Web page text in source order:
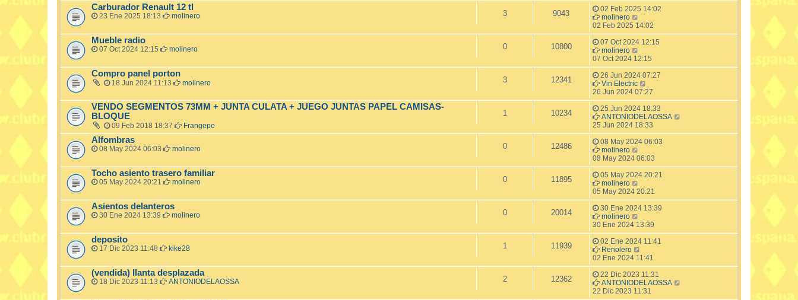
Carburador Renault 12 tl
23 Ene 2025 18:13 molinero 3 9043
02 Feb 2025 14:02
molinero
02 Feb 2025 14:02
Mueble radio
07 Oct 2024 12:15 molinero 0 10800
07 Oct 2024 12:15
molinero
07 Oct 2024 12:15
Compro panel porton
18 Jun 2024 11:13 molinero 3 12341
26 Jun 2024 07:27
Vin Electric
26 Jun 2024 07:27
VENDO SEGMENTOS 73MM + JUNTA CULATA + JUEGO JUNTAS PAPEL CAMISAS-
BLOQUE
09 Feb 2018 18:37 Frangepe
1 10234
25 Jun 2024 18:33
ANTONIODELAOSSA
25 Jun 2024 18:33
Alfombras
08 May 2024 06:03 molinero 0 12486
08 May 2024 06:03
molinero
08 May 2024 06:03
Tocho asiento trasero familiar
05 May 2024 20:21 molinero 0 11895
05 May 2024 20:21
molinero
05 May 2024 20:21
Asientos delanteros
30 Ene 2024 13:39 molinero 0 20014
30 Ene 2024 13:39
molinero
30 Ene 2024 13:39
deposito
17 Dic 2023 11:48 kike28 1 11939
02 Ene 2024 11:41
Renolero
02 Ene 2024 11:41
(vendida) llanta desplazada
18 Dic 2023 11:13 ANTONIODELAOSSA 2 12362
22 Dic 2023 11:31
ANTONIODELAOSSA
22 Dic 2023 11:31